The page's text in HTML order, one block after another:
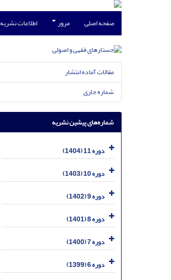
صفحه اصلی مرور اطلاعات نشریه
مقالات آماده انتشار
شماره جاری
شماره‌های پیشین نشریه
دوره 11 (1404)
دوره 10 (1403)
دوره 9 (1402)
دوره 8 (1401)
دوره 7 (1400)
دوره 6 (1399)